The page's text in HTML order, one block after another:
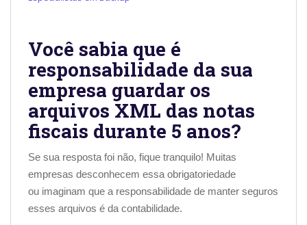
Você sabia que é
responsabilidade da sua
empresa guardar os
arquivos XML das notas
fiscais durante 5 anos?
Se sua resposta foi não, fique tranquilo! Muitas
empresas desconhecem essa obrigatoriedade
ou imaginam que a responsabilidade de manter seguros
esses arquivos é da contabilidade.